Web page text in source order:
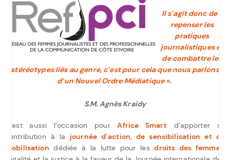
Il s’agit donc de «
repenser les
pratiques
journalistiques et
de combattre les
stéréotypes liés au genre, c’est pour cela que nous parlons
d’un Nouvel Ordre Médiatique ».
S.M. Agnès Kraidy
C’est aussi l’occasion pourAfrica Smartd’apporter sa
contribution à la journée d’action, de sensibilisation et de
mobilisation dédiée à la lutte pour lesdroits des femmes